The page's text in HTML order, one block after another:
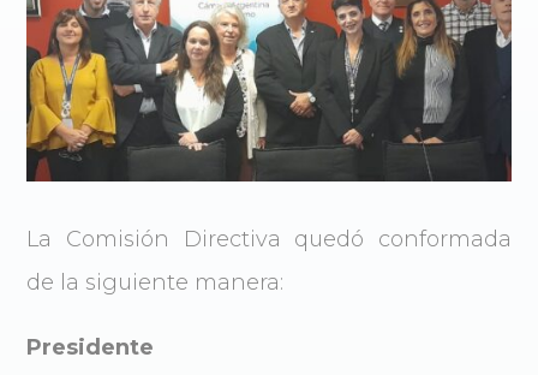
La Comisión Directiva quedó conformada
de la siguiente manera:
Presidente